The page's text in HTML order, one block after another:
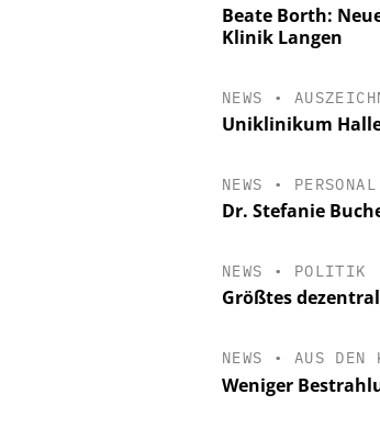
Beate Borth:
Klinik Langen
NEWS •
Uniklinikum
NEWS • PERSONAL
Dr. Stefanie
NEWS • POLITIK
Größtes
NEWS • AUS DEN
Weniger